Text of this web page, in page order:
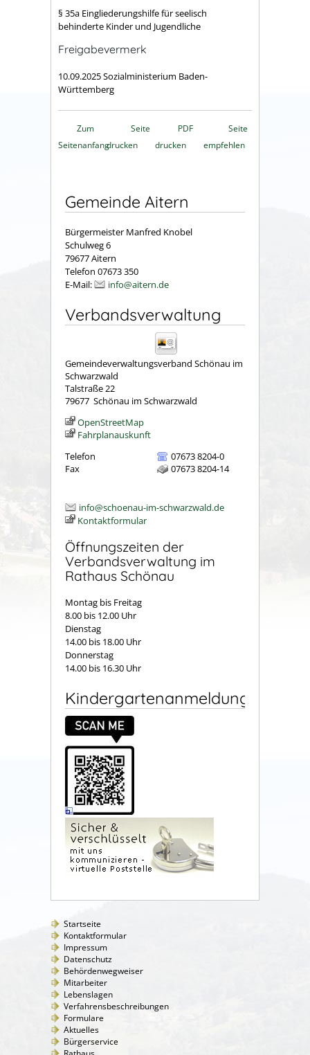
§ 35a Eingliederungshilfe für seelisch
behinderte Kinder und Jugendliche
Freigabevermerk
10.09.2025 Sozialministerium Baden-
Württemberg
Zum
Seitenanfang
Seite
drucken
PDF
drucken
Seite
empfehlen
Gemeinde Aitern
Bürgermeister Manfred Knobel
Schulweg 6
79677 Aitern
Telefon 07673 350
E-Mail:
info@aitern.de
Verbandsverwaltung
Gemeindeverwaltungsverband Schönau im
Schwarzwald
Talstraße 22
79677 Schönau im Schwarzwald
OpenStreetMap
Fahrplanauskunft
Telefon
07673 8204-0
Fax
07673 8204-14
info@schoenau-im-schwarzwald.de
Kontaktformular
Öffnungszeiten der
Verbandsverwaltung im
Rathaus Schönau
Montag bis Freitag
8.00 bis 12.00 Uhr
Dienstag
14.00 bis 18.00 Uhr
Donnerstag
14.00 bis 16.30 Uhr
Kindergartenanmeldung
Startseite
Kontaktformular
Impressum
Datenschutz
Behördenwegweiser
Mitarbeiter
Lebenslagen
Verfahrensbeschreibungen
Formulare
Aktuelles
Bürgerservice